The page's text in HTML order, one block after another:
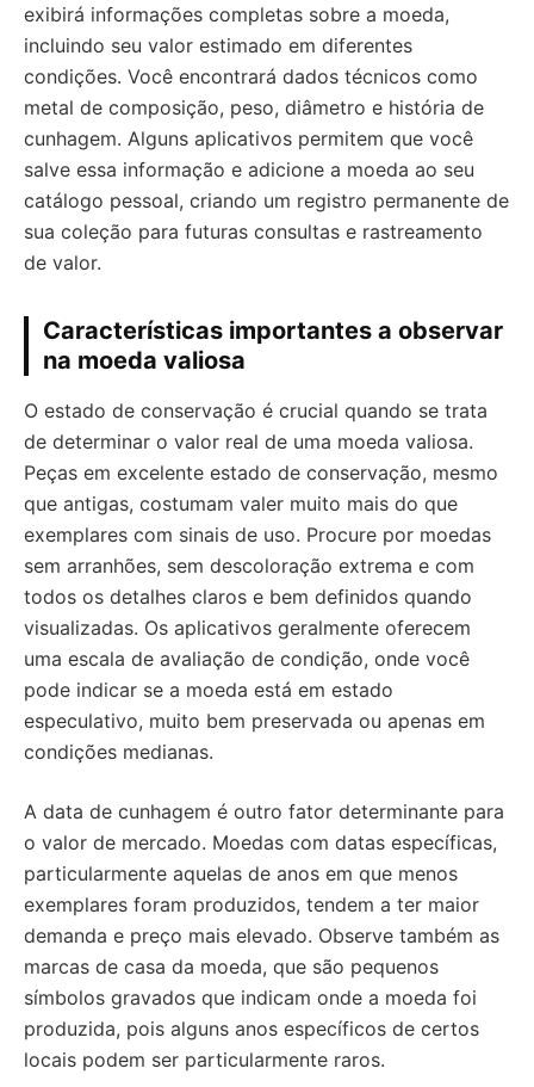
exibirá informações completas sobre a moeda,
incluindo seu valor estimado em diferentes
condições. Você encontrará dados técnicos como
metal de composição, peso, diâmetro e história de
cunhagem. Alguns aplicativos permitem que você
salve essa informação e adicione a moeda ao seu
catálogo pessoal, criando um registro permanente de
sua coleção para futuras consultas e rastreamento
de valor.
Características importantes a observar
na moeda valiosa
O estado de conservação é crucial quando se trata
de determinar o valor real de uma moeda valiosa.
Peças em excelente estado de conservação, mesmo
que antigas, costumam valer muito mais do que
exemplares com sinais de uso. Procure por moedas
sem arranhões, sem descoloração extrema e com
todos os detalhes claros e bem definidos quando
visualizadas. Os aplicativos geralmente oferecem
uma escala de avaliação de condição, onde você
pode indicar se a moeda está em estado
especulativo, muito bem preservada ou apenas em
condições medianas.
A data de cunhagem é outro fator determinante para
o valor de mercado. Moedas com datas específicas,
particularmente aquelas de anos em que menos
exemplares foram produzidos, tendem a ter maior
demanda e preço mais elevado. Observe também as
marcas de casa da moeda, que são pequenos
símbolos gravados que indicam onde a moeda foi
produzida, pois alguns anos específicos de certos
locais podem ser particularmente raros.